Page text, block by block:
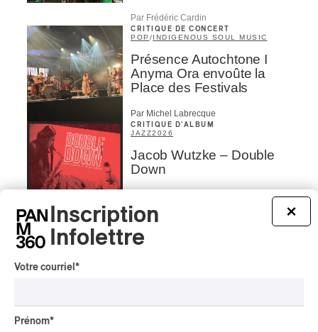
Par Frédéric Cardin
CRITIQUE DE CONCERT
POP /INDIGENOUS SOUL MUSIC
Présence Autochtone I
Anyma Ora envoûte la
Place des Festivals
Par Michel Labrecque
CRITIQUE D'ALBUM
JAZZ2026
Jacob Wutzke – Double
Down
CRITIQUE D'ALBUM
CLASSIQUE
×
Inscription
Infolettre
Votre courriel *
Prénom*